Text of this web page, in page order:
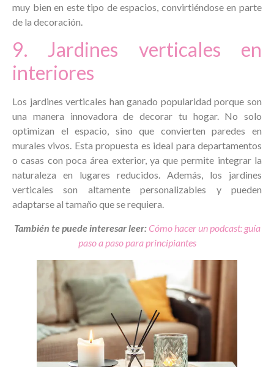
muy bien en este tipo de espacios, convirtiéndose en parte
de la decoración.
9. Jardines verticales en
interiores
Los jardines verticales han ganado popularidad porque son
una manera innovadora de decorar tu hogar. No solo
optimizan el espacio, sino que convierten paredes en
murales vivos. Esta propuesta es ideal para departamentos
o casas con poca área exterior, ya que permite integrar la
naturaleza en lugares reducidos. Además, los jardines
verticales son altamente personalizables y pueden
adaptarse al tamaño que se requiera.
También te puede interesar leer: Cómo hacer un podcast: guía
paso a paso para principiantes